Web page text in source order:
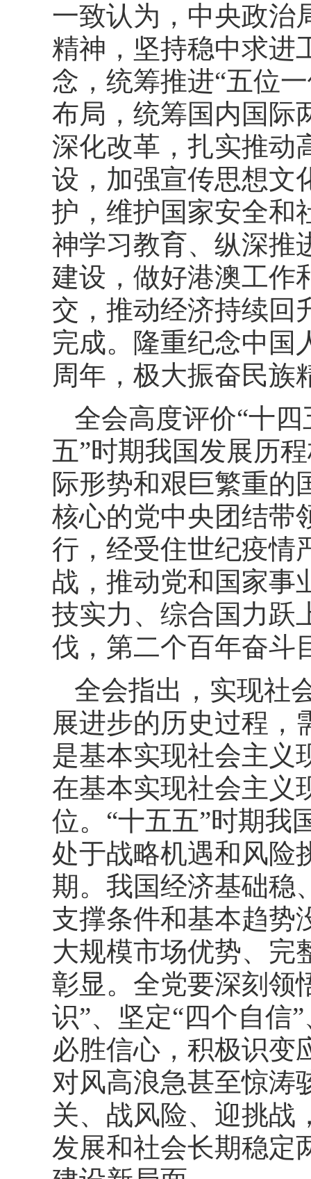
一致认为，中央政治
精神，坚持稳中求进
念，统筹推进“五位
布局，统筹国内国际
深化改革，扎实推动
设，加强宣传思想文
护，维护国家安全和
神学习教育、纵深推
建设，做好港澳工作
交，推动经济持续回
完成。隆重纪念中国
周年，极大振奋民族
全会高度评价“十
五”时期我国发展历
际形势和艰巨繁重的
核心的党中央团结带
行，经受住世纪疫情
战，推动党和国家事
技实力、综合国力跃
伐，第二个百年奋斗
全会指出，实现社
展进步的历史过程，
是基本实现社会主义
在基本实现社会主义
位。“十五五”时期我
处于战略机遇和风险
期。我国经济基础稳
支撑条件和基本趋势
大规模市场优势、完
彰显。全党要深刻领
识”、坚定“四个自信
必胜信心，积极识变
对风高浪急甚至惊涛
关、战风险、迎挑战
发展和社会长期稳定